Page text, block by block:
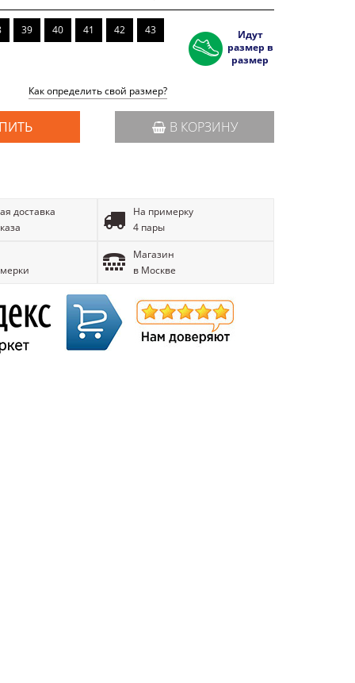
39 40 41 42 43
Идут
размер в
размер
Как определить свой размер?
В КОРЗИНУ
доставка
На примерку
4 пары
Магазин
в Москве